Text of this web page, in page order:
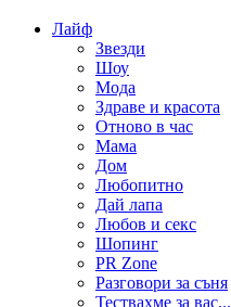
Лайф
Звезди
Шоу
Мода
Здраве и красота
Отново в час
Мама
Дом
Любопитно
Дай лапа
Любов и секс
Шопинг
PR Zone
Разговори за съня
Тествахме за вас...